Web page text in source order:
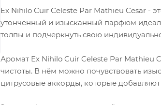
Ex Nihilo Cuir Celeste Par Mathieu Cesar -
утонченный и изысканный парфюм
толпы и подчеркнуть свою
Аромат Ex Nihilo Cuir Celeste Par
чистоты. В нём можно почувствовать
цитрусовые аккорды, которые